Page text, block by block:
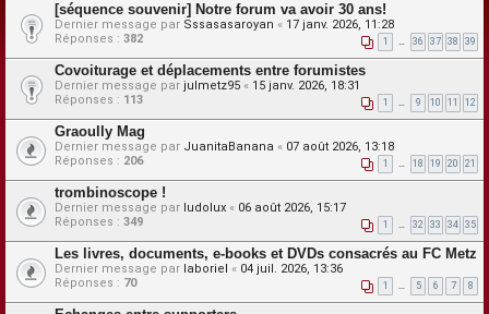
[séquence souvenir] Notre forum va avoir 30 ans!
Dernier message par Sssasasaroyan « 17 janv. 2026, 11:28
Réponses : 382 1 … 36 37 38 39
Covoiturage et déplacements entre forumistes
Dernier message par julmetz95 « 15 janv. 2026, 18:31
Réponses : 113 1 … 9 10 11 12
Graoully Mag
Dernier message par JuanitaBanana « 07 août 2026, 13:18
Réponses : 206 1 … 18 19 20 21
trombinoscope !
Dernier message par ludolux « 06 août 2026, 15:17
Réponses : 349 1 … 32 33 34 35
Les livres, documents, e-books et DVDs consacrés au FC Metz
Dernier message par laboriel « 04 juil. 2026, 13:36
Réponses : 70 1 … 5 6 7 8